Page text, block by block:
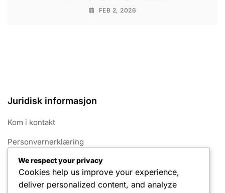
FEB 2, 2026
Juridisk informasjon
Kom i kontakt
Personvernerklæring
Tjenestevilkår
Hvem vi er
We respect your privacy
Cookies help us improve your experience,
deliver personalized content, and analyze